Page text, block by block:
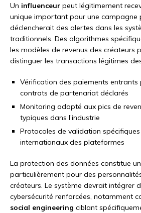
Un influenceur peut légitimement
unique important pour une campagne
déclencherait des alertes dans les
traditionnels. Des algorithmes
les modèles de revenus des créateurs
distinguer les transactions légitimes
Vérification des paiements
contrats de partenariat déclarés
Monitoring adapté aux pics de
typiques dans l’industrie
Protocoles de validation
internationaux des plateformes
La protection des données constitue
particulièrement pour des
créateurs. Le système devrait intégrer
cybersécurité renforcées, notamment
social engineering ciblant